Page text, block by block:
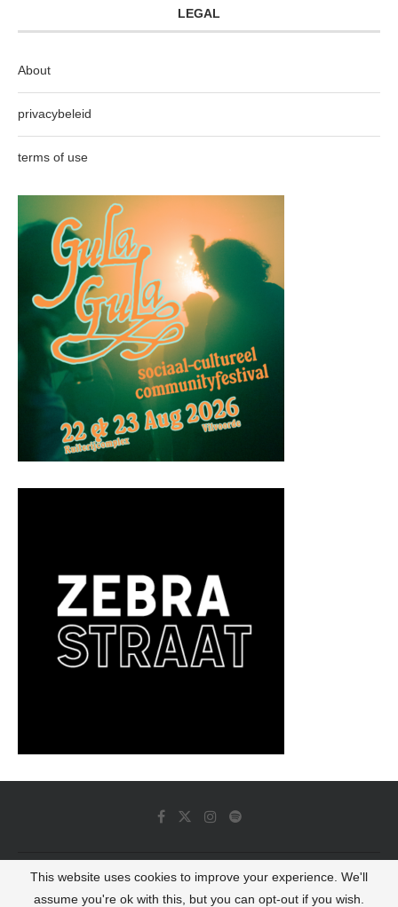
LEGAL
About
privacybeleid
terms of use
© 2022 - Luminous Dash All Rights Reserved
This website uses cookies to improve your experience. We'll
assume you're ok with this, but you can opt-out if you wish.